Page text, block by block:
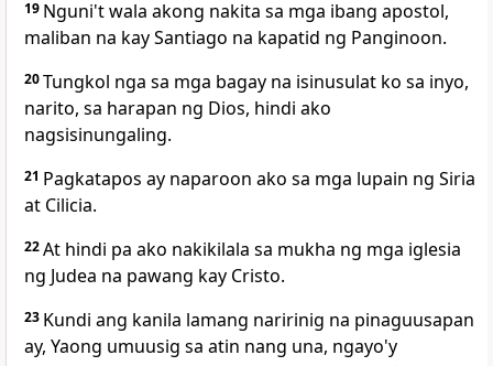
19 Nguni't wala akong nakita sa mga ibang apostol,
maliban na kay Santiago na kapatid ng Panginoon.
20Tungkol nga sa mga bagay na isinusulat ko sa inyo,
narito, sa harapan ng Dios, hindi ako
nagsisinungaling.
21 Pagkatapos ay naparoon ako sa mga lupain ng Siria
at Cilicia.
22At hindi pa ako nakikilala sa mukha ng mga iglesia
ng Judea na pawang kay Cristo.
23 Kundi ang kanila lamang naririnig na pinaguusapan
ay, Yaong umuusig sa atin nang una, ngayo'y